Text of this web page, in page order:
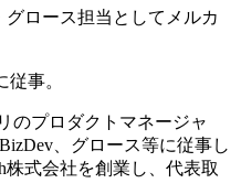
ロース担当としてメルカ
事。
のプロダクトマネージャ
、グロース等に従事し
株式会社を創業し、代表取